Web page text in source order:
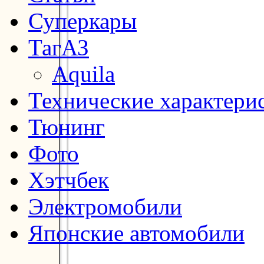
Суперкары
ТагАЗ
Aquila
Технические
Тюнинг
Фото
Хэтчбек
Электромобили
Японские автомобили